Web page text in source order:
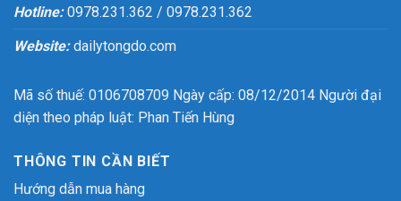
Hotline: 0978.231.362 / 0978.231.362
Website:dailytongdo.com
Mã số thuế: 0106708709 Ngày cấp: 08/12/2014 Người đại
diện theo pháp luật: Phan Tiến Hùng
THÔNG TIN CẦN BIẾT
Hướng dẫn mua hàng